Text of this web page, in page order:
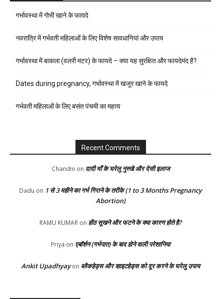
गर्भावस्था में गोभी खाने के फायदे
नवरात्रि में गर्भवती महिलाओं के लिए विशेष सावधानियां और उपाय
गर्भावस्था में बाकला (वलरी मटर) के फायदे – क्या यह सुरक्षित और फायदेमंद है?
Dates during pregnancy, गर्भावस्था में खजूर खाने के फायदे
गर्भवती महिलाओं के लिए बसंत पंचमी का महत्व
Recent Comments
Chandni on दादी माँ के घरेलु नुस्खे और देसी इलाज
Dadu on 1 से 3 महीने का गर्भ गिराने के तरीके (1 to 3 Months Pregnancy
Abortion)
RAMU KUMAR on होंठ सूखने और फटने के क्या कारण होते है?
Priya on एबॉर्शन (गर्भपात) के बाद होने वाली परेशानिया
Ankit Upadhyayon ब्लैकहेड्स और व्हाइटहेड्स को दूर करने के घरेलु उपाय